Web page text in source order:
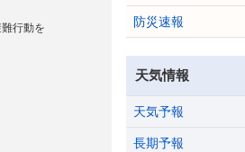
行動を 防災速報
天気情報
天気予報
長期予報